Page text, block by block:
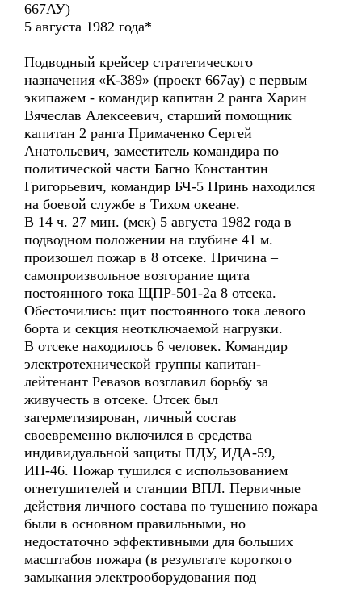
667АУ)
5 августа 1982 года*
Подводный крейсер стратегического
назначения «К-389» (проект 667ау) с первым
экипажем - командир капитан 2 ранга Харин
Вячеслав Алексеевич, старший помощник
капитан 2 ранга Примаченко Сергей
Анатольевич, заместитель командира по
политической части Багно Константин
Григорьевич, командир БЧ-5 Принь находился
на боевой службе в Тихом океане.
В 14 ч. 27 мин. (мск) 5 августа 1982 года в
подводном положении на глубине 41 м.
произошел пожар в 8 отсеке. Причина –
самопроизвольное возгорание щита
постоянного тока ЩПР-501-2а 8 отсека.
Обесточились: щит постоянного тока левого
борта и секция неотключаемой нагрузки.
В отсеке находилось 6 человек. Командир
электротехнической группы капитан-
лейтенант Ревазов возглавил борьбу за
живучесть в отсеке. Отсек был
загерметизирован, личный состав
своевременно включился в средства
индивидуальной защиты ПДУ, ИДА-59,
ИП-46. Пожар тушился с использованием
огнетушителей и станции ВПЛ. Первичные
действия личного состава по тушению пожара
были в основном правильными, но
недостаточно эффективными для больших
масштабов пожара (в результате короткого
замыкания электрооборудования под